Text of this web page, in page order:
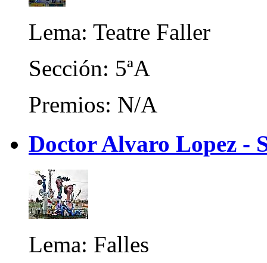
Lema: Teatre Faller
Sección: 5ªA
Premios: N/A
Doctor Alvaro Lopez -
Lema: Falles